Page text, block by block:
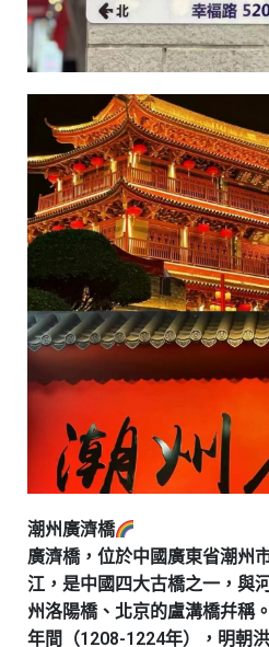
潮州廣濟橋
廣濟橋，位於中國廣東省潮州
江，是中國四大古橋之一，與
州洛陽橋、北京的盧溝橋幷稱
年間（1208-1224年），明朝